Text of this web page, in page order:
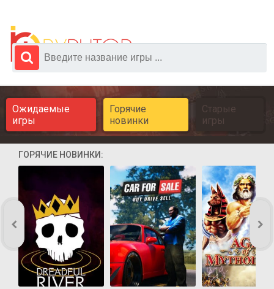
Ожидаемые
игры
Горячие
новинки
Старые
игры
ГОРЯЧИЕ НОВИНКИ: